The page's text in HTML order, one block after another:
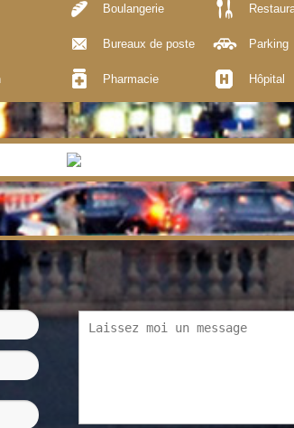
Boulangerie
Bureaux de poste Parking
Pharmacie Hôpital